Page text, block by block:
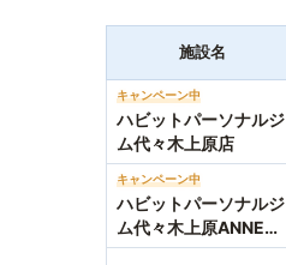
施設名
キャンペーン中
ハビットパーソナルジ
ム代々木上原店
キャンペーン中
ハビットパーソナルジ
ム代々木上原ANNEX
店